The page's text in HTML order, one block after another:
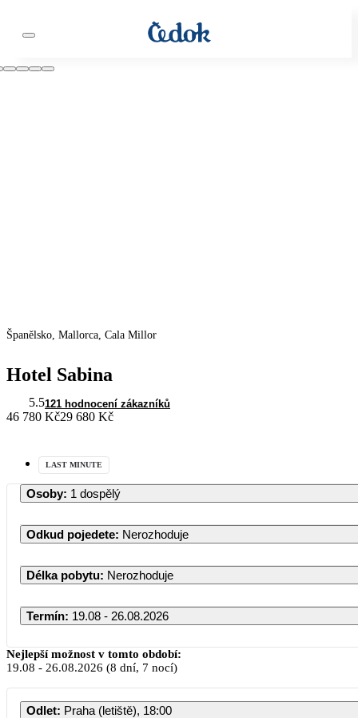
Španělsko, Mallorca, Cala Millor
Hotel Sabina
5.5121 hodnocení zákazníků
46 780 Kč29 680 Kč
LAST MINUTE
Osoby: 1 dospělý
Odkud pojedete: Nerozhoduje
Délka pobytu: Nerozhoduje
Termín: 19.08 - 26.08.2026
Nejlepší možnost v tomto období:
19.08 - 26.08.2026 (8 dní, 7 nocí)
Odlet: Praha (letiště), 18:00